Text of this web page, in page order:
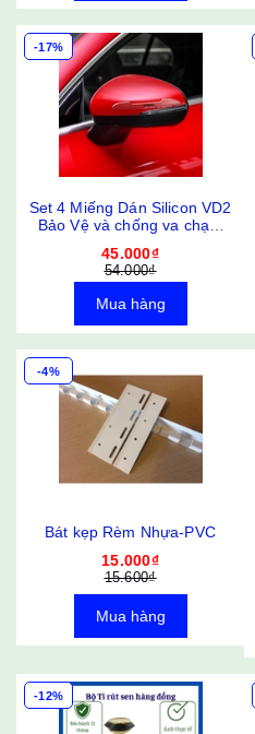
-17%
Set 4 Miếng Dán Silicon VD2
Bảo Vệ và chống va chạm
Cửa Xe Hơi
45.000₫
54.000₫
Mua hàng
-4%
Bát kẹp Rèm Nhựa-PVC
15.000₫
15.600₫
Mua hàng
-12%